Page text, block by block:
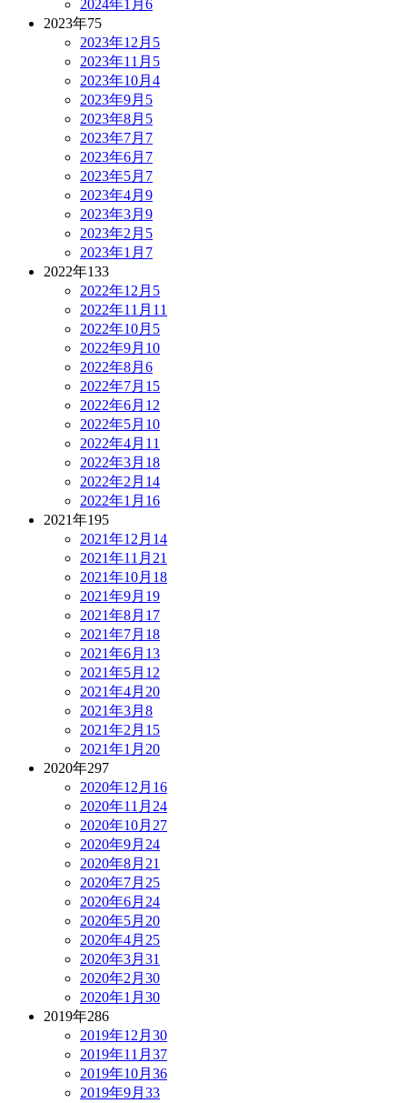
2024年1月 6
2023年75
2023年12月 5
2023年11月 5
2023年10月 4
2023年9月 5
2023年8月 5
2023年7月 7
2023年6月 7
2023年5月 7
2023年4月 9
2023年3月 9
2023年2月 5
2023年1月 7
2022年133
2022年12月 5
2022年11月 11
2022年10月 5
2022年9月 10
2022年8月 6
2022年7月 15
2022年6月 12
2022年5月 10
2022年4月 11
2022年3月 18
2022年2月 14
2022年1月 16
2021年195
2021年12月 14
2021年11月 21
2021年10月 18
2021年9月 19
2021年8月 17
2021年7月 18
2021年6月 13
2021年5月 12
2021年4月 20
2021年3月 8
2021年2月 15
2021年1月 20
2020年297
2020年12月 16
2020年11月 24
2020年10月 27
2020年9月 24
2020年8月 21
2020年7月 25
2020年6月 24
2020年5月 20
2020年4月 25
2020年3月 31
2020年2月 30
2020年1月 30
2019年286
2019年12月 30
2019年11月 37
2019年10月 36
2019年9月 33